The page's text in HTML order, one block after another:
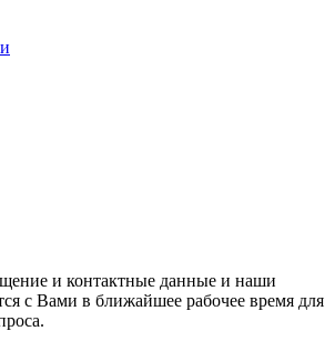
и контактные данные и наши
с Вами в ближайшее рабочее время для